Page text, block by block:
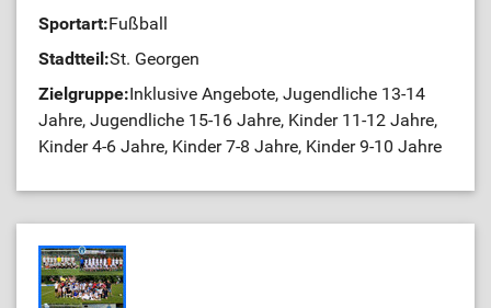
Sportart:Fußball
Stadtteil:St. Georgen
Zielgruppe:Inklusive Angebote, Jugendliche 13-14
Jahre, Jugendliche 15-16 Jahre, Kinder 11-12 Jahre,
Kinder 4-6 Jahre, Kinder 7-8 Jahre, Kinder 9-10 Jahre